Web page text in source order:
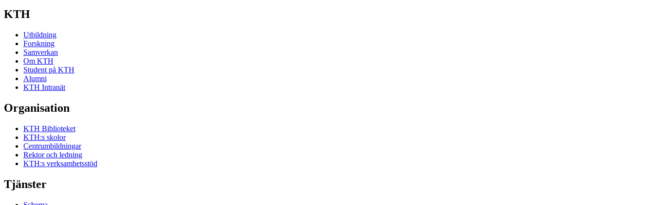
KTH
Utbildning
Forskning
Samverkan
Om KTH
Student på KTH
Alumni
KTH Intranät
Organisation
KTH Biblioteket
KTH:s skolor
Centrumbildningar
Rektor och ledning
KTH:s verksamhetsstöd
Tjänster